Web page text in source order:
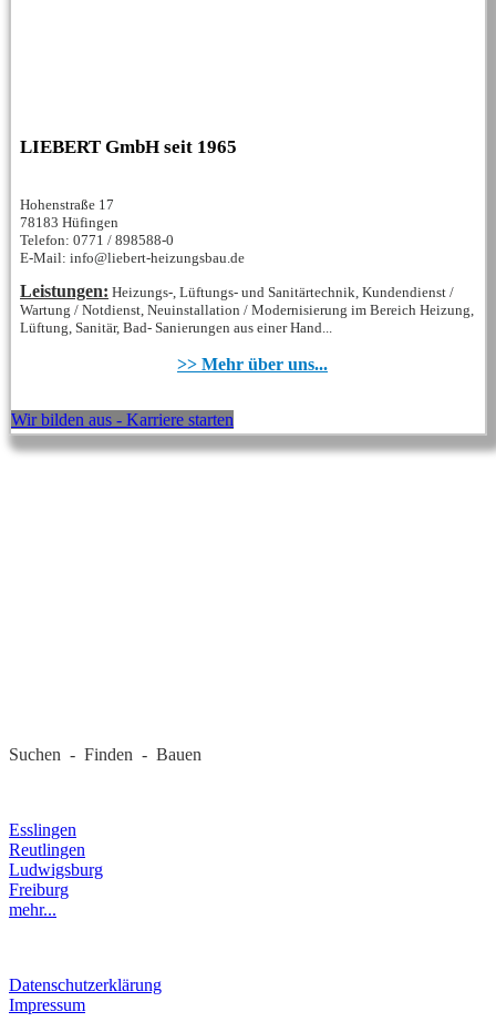
LIEBERT GmbH seit 1965
Hohenstraße 17
78183 Hüfingen
Telefon: 0771 / 898588-0
E-Mail: info@liebert-heizungsbau.de
Leistungen: Heizungs-, Lüftungs- und Sanitärtechnik, Kundendienst /
Wartung / Notdienst, Neuinstallation / Modernisierung im Bereich Heizung,
Lüftung, Sanitär, Bad- Sanierungen aus einer Hand...
>> Mehr über uns...
Wir bilden aus - Karriere starten
Suchen - Finden - Bauen
Esslingen
Reutlingen
Ludwigsburg
Freiburg
mehr...
Datenschutzerklärung
Impressum